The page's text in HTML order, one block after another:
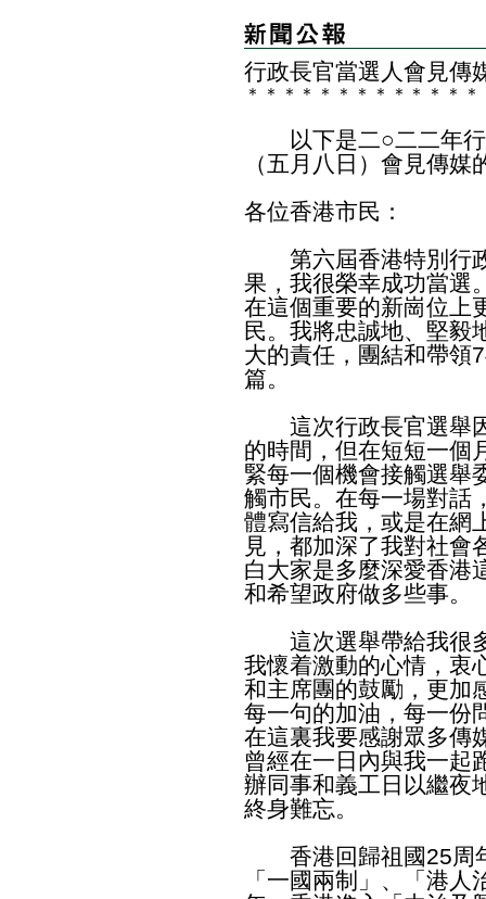
行政長官當選人會見傳
＊ ＊ ＊ ＊ ＊ ＊ ＊ ＊ ＊ ＊ ＊ ＊ ＊
以下是二○二二年行
（五月八日）會見傳媒
各位香港市民：
第六屆香港特別行政
果，我很榮幸成功當選
在這個重要的新崗位上
民。我將忠誠地、堅毅
大的責任，團結和帶領
篇。
這次行政長官選舉因
的時間，但在短短一個
緊每一個機會接觸選舉
觸市民。在每一場對話
體寫信給我，或是在網
見，都加深了我對社會
白大家是多麼深愛香港
和希望政府做多些事。
這次選舉帶給我很多
我懷着激動的心情，衷
和主席團的鼓勵，更加
每一句的加油，每一份
在這裏我要感謝眾多傳
曾經在一日內與我一起
辦同事和義工日以繼夜
終身難忘。
香港回歸祖國25周
「一國兩制」、「港